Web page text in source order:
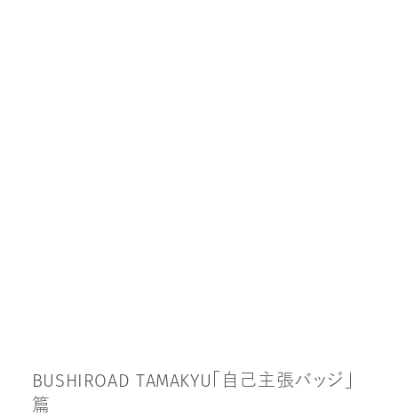
BU S H ROA D AMAKYU 自 己主張バ ッジ
篇